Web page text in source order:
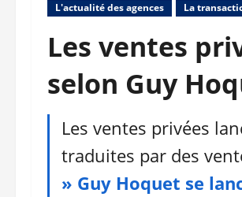
L'actualité des agences La
Les ventes
selon Guy
Les ventes privées
traduites par des
» Guy Hoquet se